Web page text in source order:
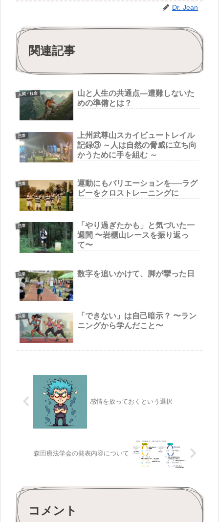
Dr. Jean
関連記事
人間・社会
山と人生の共通点—遭難しないた
めの準備とは？
日常
上州武尊山スカイビュートレイル
記録③ ～人は自然の脅威に立ち向
かうために手を組む ～
日常
運動にもバリエーションを──ラグ
ビーをクロストレーニングに
日常
「やり過ぎたかも」と気づいた一
週間 〜岩櫃山レースを振り返っ
て〜
日常 数字を追いかけて、脚が攣った日
日常
「できない」は自己暗示？ 〜ラン
ニングから学んだこと〜
感情を放っておくという選択
森田療法学会の発表内容について
コメント